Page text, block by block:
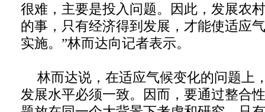
很难，主要是投入问题。因此，发展农
的事，只有经济得到发展，才能使适应
实施。”林而达向记者表示。
林而达说，在适应气候变化的问题上
发展水平必须一致。因而，要通过整合